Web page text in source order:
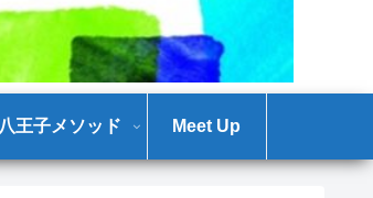
八王子メソッド Meet Up